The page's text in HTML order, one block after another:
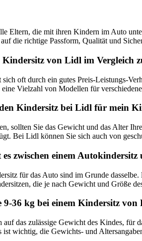
Eltern, die mit ihren Kindern im Auto
die richtige Passform, Qualität und
Kindersitz von Lidl im Vergleich
oft durch ein gutes Preis-Leistungs-
Vielzahl von Modellen für
Kindersitz bei Lidl für mein
sollten Sie das Gewicht und das Alter
Bei Lidl können Sie sich auch von
es zwischen einem
für das Auto sind im Grunde
die je nach Gewicht und Größe
9-36 kg bei einem Kindersitz von
das zulässige Gewicht des Kindes,
ist wichtig, die Gewichts- und